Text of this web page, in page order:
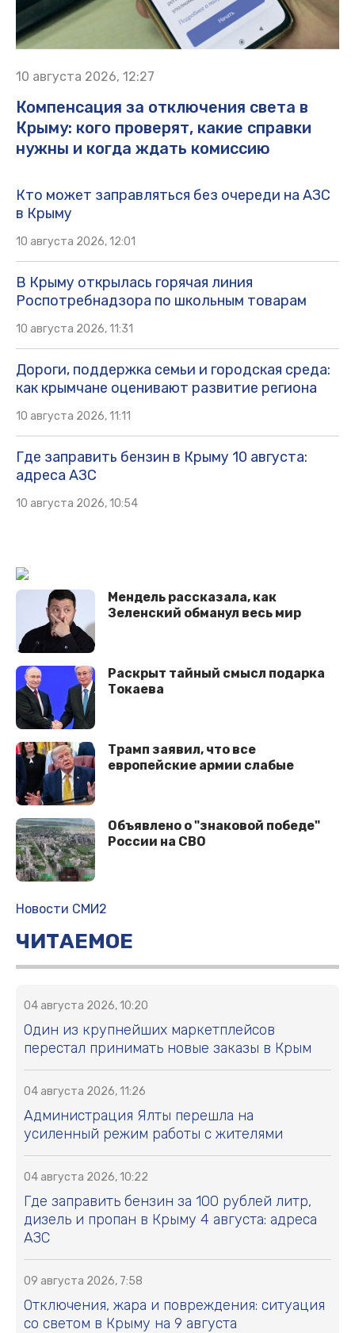
10 августа 2026, 12:27
Компенсация за отключения света в
Крыму: кого проверят, какие справки
нужны и когда ждать комиссию
Кто может заправляться без очереди на АЗС
в Крыму
10 августа 2026, 12:01
В Крыму открылась горячая линия
Роспотребнадзора по школьным товарам
10 августа 2026, 11:31
Дороги, поддержка семьи и городская среда:
как крымчане оценивают развитие региона
10 августа 2026, 11:11
Где заправить бензин в Крыму 10 августа:
адреса АЗС
10 августа 2026, 10:54
Мендель рассказала, как
Зеленский обманул весь мир
Раскрыт тайный смысл подарка
Токаева
Трамп заявил, что все
европейские армии слабые
Объявлено о "знаковой победе"
России на СВО
Новости СМИ2
ЧИТАЕМОЕ
04 августа 2026, 10:20
Один из крупнейших маркетплейсов
перестал принимать новые заказы в Крым
04 августа 2026, 11:26
Администрация Ялты перешла на
усиленный режим работы с жителями
04 августа 2026, 10:22
Где заправить бензин за 100 рублей литр,
дизель и пропан в Крыму 4 августа: адреса
АЗС
09 августа 2026, 7:58
Отключения, жара и повреждения: ситуация
со светом в Крыму на 9 августа